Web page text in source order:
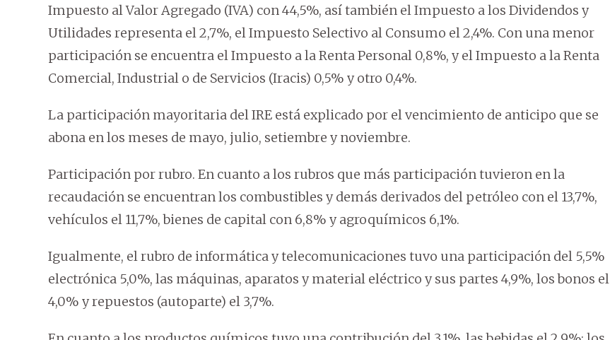
Impuesto al Valor Agregado (IVA) con 44,5%, así también el Impuesto a los Dividendos y
Utilidades representa el 2,7%, el Impuesto Selectivo al Consumo el 2,4%. Con una menor
participación se encuentra el Impuesto a la Renta Personal 0,8%, y el Impuesto a la Renta
Comercial, Industrial o de Servicios (Iracis) 0,5% y otro 0,4%.
La participación mayoritaria del IRE está explicado por el vencimiento de anticipo que se
abona en los meses de mayo, julio, setiembre y noviembre.
Participación por rubro. En cuanto a los rubros que más participación tuvieron en la
recaudación se encuentran los combustibles y demás derivados del petróleo con el 13,7%,
vehículos el 11,7%, bienes de capital con 6,8% y agroquímicos 6,1%.
Igualmente, el rubro de informática y telecomunicaciones tuvo una participación del 5,5%
electrónica 5,0%, las máquinas, aparatos y material eléctrico y sus partes 4,9%, los bonos el
4,0% y repuestos (autoparte) el 3,7%.